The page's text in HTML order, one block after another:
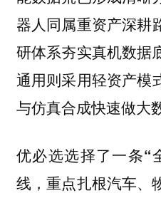
器人同属重资产深耕
研体系夯实真机数据
通用则采用轻资产模
与仿真合成快速做大
优必选选择了一条“
线，重点扎根汽车、